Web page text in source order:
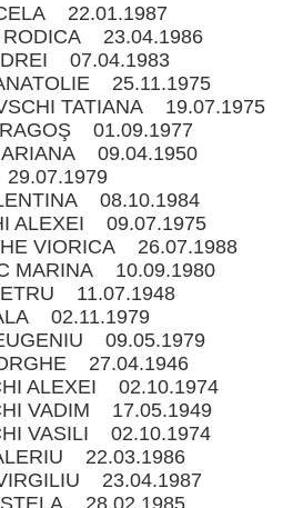
22.01.1987
23.04.1986
07.04.1983
25.11.1975
TATIANA
01.09.1977
09.04.1950
08.10.1984
ALEXEI 09.07.1975
VIORICA 26.07.1988
MARINA 10.09.1980
11.07.1948
02.11.1979
09.05.1979
27.04.1946
ALEXEI 02.10.1974
VADIM 17.05.1949
VASILI 02.10.1974
22.03.1986
23.04.1987
28.02.1985